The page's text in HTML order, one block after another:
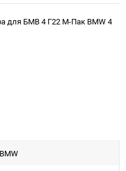
для БМВ 4 Г22 М-Пак BMW 4
BMW